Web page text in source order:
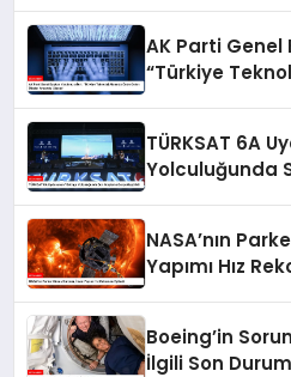
AK Parti Genel
“Türkiye
TÜRKSAT 6A
Yolculuğunda
NASA’nın
Yapımı Hız
Boeing’in
İlgili Son Durum